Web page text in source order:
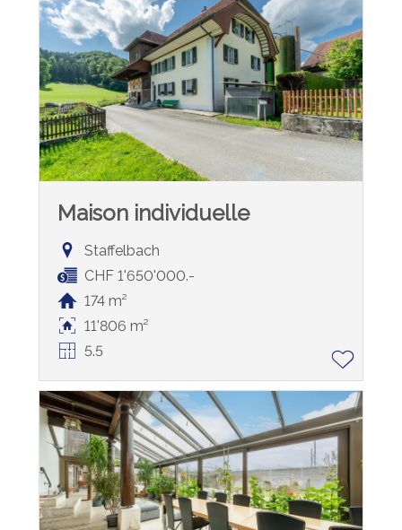
Maison individuelle
Staffelbach
CHF 1'650'000.-
174 m²
11'806 m²
5.5